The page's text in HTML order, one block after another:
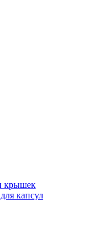
крышек
капсул